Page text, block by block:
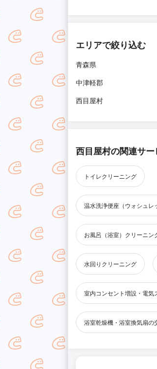
エリアで絞り込む
青森県
中津軽郡
西目屋村
西目屋村の関連サー
トイレクリーニング
温水洗浄便座（ウォシュレ
お風呂（浴室）クリーニン
水回りクリーニング
室内コンセント増設・電気
浴室乾燥機・浴室換気扇の